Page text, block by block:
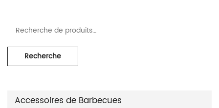
Recherche
Accessoires de Barbecues